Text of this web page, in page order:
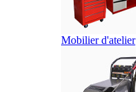
Mobilier d'atelier